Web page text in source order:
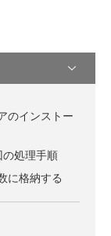
のインストー
処理手順
に格納する